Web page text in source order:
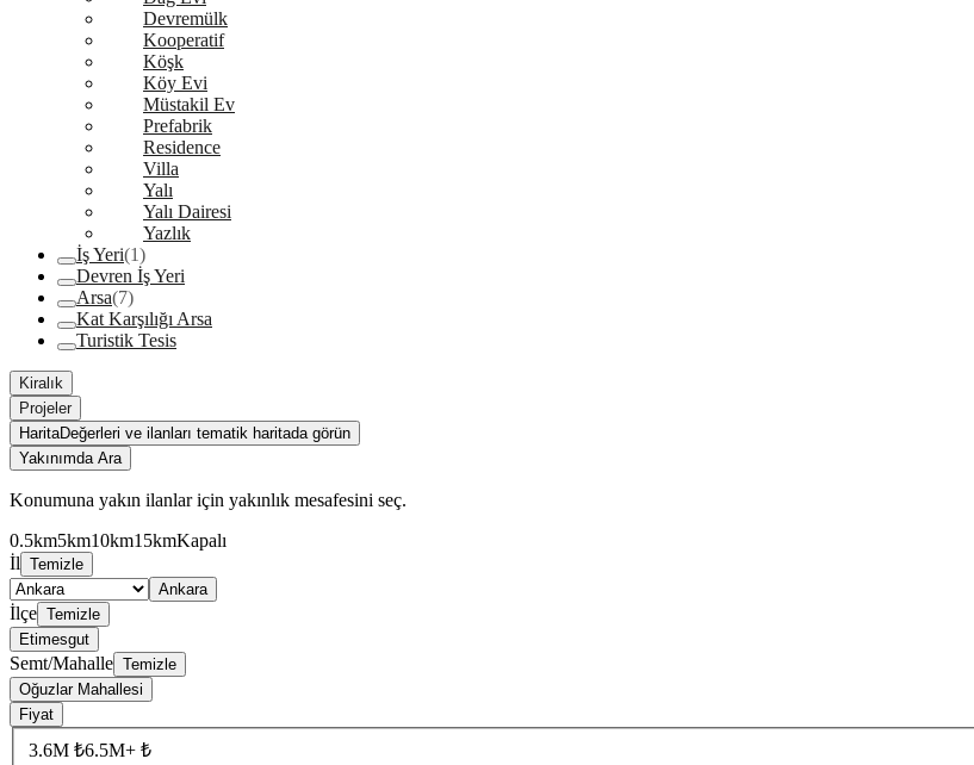
Devremülk
Kooperatif
Köşk
Köy Evi
Müstakil Ev
Prefabrik
Residence
Villa
Yalı
Yalı Dairesi
Yazlık
İş Yeri(1)
Devren İş Yeri
Arsa(7)
Kat Karşılığı Arsa
Turistik Tesis
Kiralık
Projeler
HaritaDeğerleri ve ilanları tematik haritada görün
Yakınımda Ara
Konumuna yakın ilanlar için yakınlık mesafesini seç.
0.5km5km10km15kmKapalı
İl Temizle
Ankara
İlçe Temizle
Etimesgut
Semt/Mahalle Temizle
Oğuzlar Mahallesi
Fiyat
3.6M ₺6.5M+ ₺